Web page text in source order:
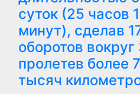
суток (25 часов
минут), сделав
оборотов
пролетев более
тысяч